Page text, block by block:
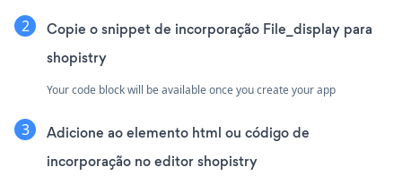
Copie o snippet de incorporação File_display para
shopistry
Your code block will be available once you create your app
Adicione ao elemento html ou código de
incorporação no editor shopistry